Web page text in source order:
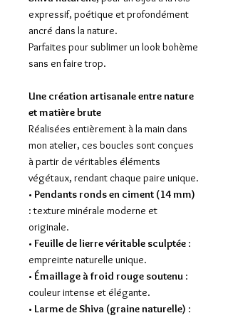
expressif, poétique et profondément
ancré dans la nature.
Parfaites pour sublimer un look bohème
sans en faire trop.
Une création artisanale entre nature
et matière brute
Réalisées entièrement à la main dans
mon atelier, ces boucles sont conçues
à partir de véritables éléments
végétaux, rendant chaque paire unique.
• Pendants ronds en ciment (14 mm)
: texture minérale moderne et
originale.
• Feuille de lierre véritable sculptée :
empreinte naturelle unique.
• Émaillage à froid rouge soutenu :
couleur intense et élégante.
• Larme de Shiva (graine naturelle) :